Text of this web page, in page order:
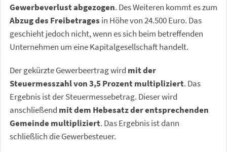
Gewerbeverlust abgezogen. Des Weiteren kommt es zum
Abzug des Freibetrages in Höhe von 24.500 Euro. Das
geschieht jedoch nicht, wenn es sich beim betreffenden
Unternehmen um eine Kapitalgesellschaft handelt.
Der gekürzte Gewerbeertrag wird mit der
Steuermesszahl von 3,5 Prozent multipliziert. Das
Ergebnis ist der Steuermessebetrag. Dieser wird
anschließend mit dem Hebesatz der entsprechenden
Gemeinde multipliziert. Das Ergebnis ist dann
schließlich die Gewerbesteuer.